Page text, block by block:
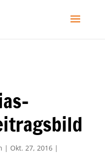
| Okt. 27, 2016|